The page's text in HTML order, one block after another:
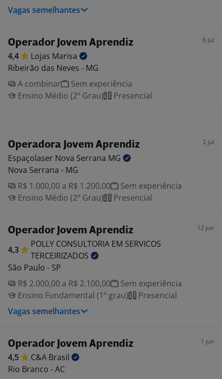
Vagas semelhantes
Operador Jovem Aprendiz 6 jul
4,4 Lojas Marisa
Ribeirão das Neves - MG
A combinar
Sem experiência
Ensino Médio (2º Grau)
Presencial
Operadora Jovem Aprendiz 2 jul
Espaçolaser Nova Serrana MG
Nova Serrana - MG
R$ 1.000,00 a R$ 1.200,00
Sem experiência
Ensino Médio (2º Grau)
Presencial
Operador Jovem Aprendiz 12 jun
4,3
POLLY CONSULTORIA EM SERVICOS
TERCEIRIZADOS
São Paulo - SP
R$ 2.000,00 a R$ 2.100,00
Sem experiência
Ensino Fundamental (1º grau)
Presencial
Vagas semelhantes
Operador Jovem Aprendiz 1 jun
4,5 C&A Brasil
Rio Branco - AC